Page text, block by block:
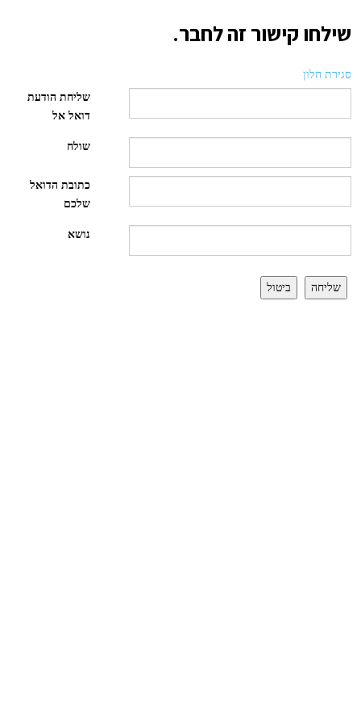
שילחו קישור זה לחבר.
סגירת חלון
שליחת הודעת
דואל אל
שולח
כתובת הדואל
שלכם
נושא
שליחה ביטול